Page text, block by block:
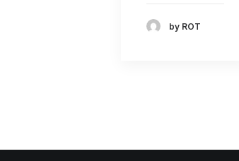
by ROT